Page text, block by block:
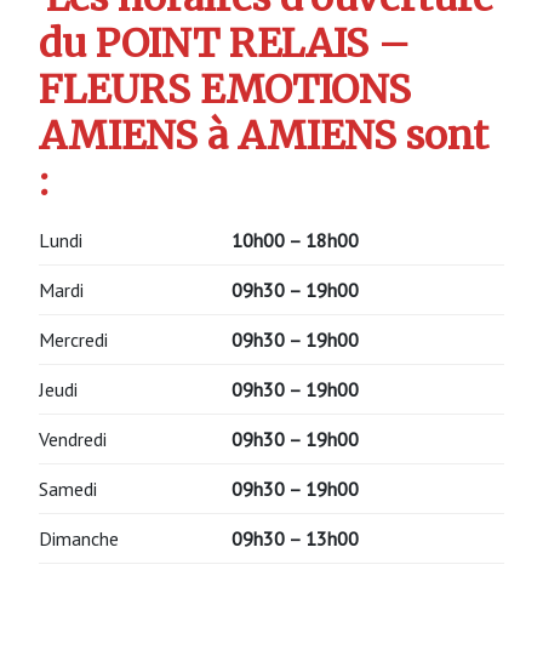
du POINT RELAIS –
FLEURS EMOTIONS
AMIENS à AMIENS sont
:
Lundi 10h00 – 18h00
Mardi 09h30 – 19h00
Mercredi 09h30 – 19h00
Jeudi 09h30 – 19h00
Vendredi 09h30 – 19h00
Samedi 09h30 – 19h00
Dimanche 09h30 – 13h00